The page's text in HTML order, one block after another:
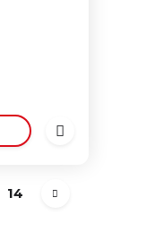
14